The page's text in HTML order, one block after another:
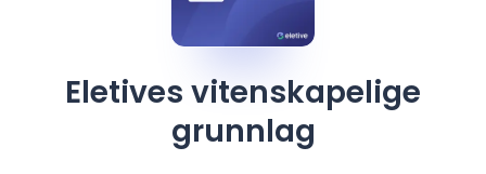
Ressurser
Eletives vitenskapelige
grunnlag